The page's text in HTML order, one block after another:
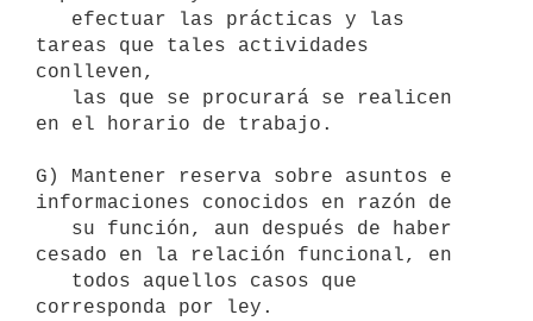
tareas que tales actividades
conlleven,
en el horario de trabajo.
G) Mantener reserva sobre asuntos e
informaciones conocidos en razón de
cesado en la relación funcional, en
corresponda por ley.